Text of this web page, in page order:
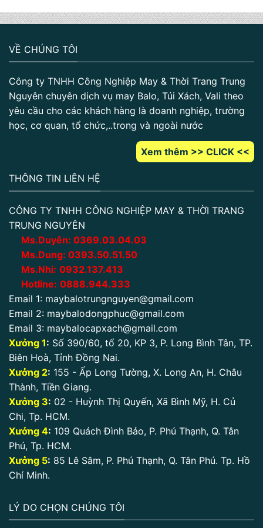
VỀ CHÚNG TÔI
Công ty TNHH Công Nghiệp May & Thời Trang Trung
Nguyên chuyên dịch vụ may Balo, Túi Xách, Vali theo
yêu cầu cho các khách hàng là doanh nghiệp, trường
học, cơ quan, tổ chức,..trong và ngoài nước
Xem thêm >> CLICK <<
THÔNG TIN LIÊN HỆ
CÔNG TY TNHH CÔNG NGHIỆP MAY & THỜI TRANG
TRUNG NGUYÊN
Ms.Duyên: 0369.03.04.03
Ms.Dung: 0393.50.51.50
Ms.Nhi: 0932.137.413
Hotline: 0888.944.333
Email 1: maybalotrungnguyen@gmail.com
Email 2: maybalodongphuc@gmail.com
Email 3: maybalocapxach@gmail.com
Xưởng 1: Số 390/60, tổ 20, KP 3, P. Long Bình Tân, TP.
Biên Hoà, Tỉnh Đồng Nai.
Xưởng 2: 155 - Ấp Long Tường, X. Long An, H. Châu
Thành, Tiền Giang.
Xưởng 3: 02 - Huỳnh Thị Quyến, Xã Bình Mỹ, H. Củ
Chi, Tp. HCM.
Xưởng 4: 109 Quách Đình Bảo, P. Phú Thạnh, Q. Tân
Phú, Tp. HCM.
Xưởng 5: 85 Lê Sâm, P. Phú Thạnh, Q. Tân Phú. Tp. Hồ
Chí Minh.
LÝ DO CHỌN CHÚNG TÔI